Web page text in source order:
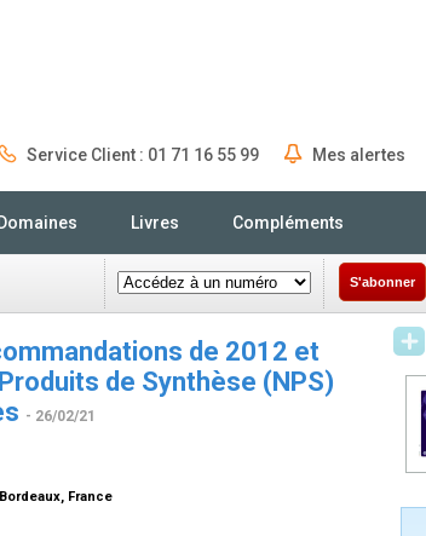
Service Client : 01 71 16 55 99 Mes alertes
Domaines Livres Compléments
S'abonner
de 2012 et
de Synthèse (NPS)
- 26/02/21
France